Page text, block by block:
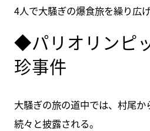
4人で大騒ぎの爆食旅を繰り広
◆パリオリンピ
珍事件
大騒ぎの旅の道中では、村尾
続々と披露される。